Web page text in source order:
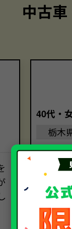
中古
40代・
栃木
丁寧な
で、安
できま
めるこ
んにお